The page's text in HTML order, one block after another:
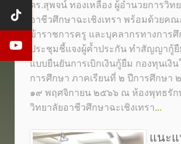
ดร.สุพจน์ ทองเหลือง ผู้อำนวยการวิท
อาชีวศึกษาฉะเชิงเทรา พร้อมด้วยค
ข้าราชการครู และบุคลากรทางการ
ประชุมชี้แจงผู้ค้ำประกัน ทำสัญญากู้
แบบยืนยันการเบิกเงินกู้ยืม กองทุนเงิ
การศึกษา ภาคเรียนที่ ๒ ปีการศึกษา
๑๙ พฤศจิกายน ๒๕๖๖ ณ ห้องพุทธรัก
วิทยาลัยอาชีวศึกษาฉะเชิงเทรา...
แนะ